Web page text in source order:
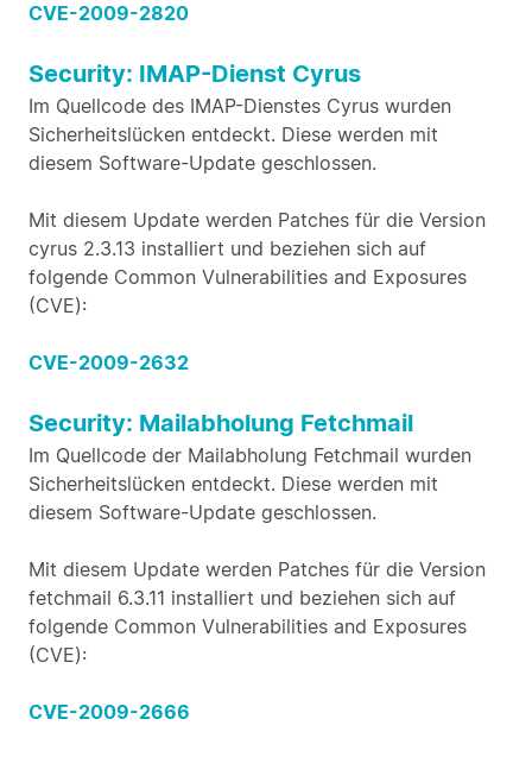
CVE-2009-2820
Security: IMAP-Dienst Cyrus
Im Quellcode des IMAP-Dienstes Cyrus wurden
Sicherheitslücken entdeckt. Diese werden mit
diesem Software-Update geschlossen.
Mit diesem Update werden Patches für die Version
cyrus 2.3.13 installiert und beziehen sich auf
folgende Common Vulnerabilities and Exposures
(CVE):
CVE-2009-2632
Security: Mailabholung Fetchmail
Im Quellcode der Mailabholung Fetchmail wurden
Sicherheitslücken entdeckt. Diese werden mit
diesem Software-Update geschlossen.
Mit diesem Update werden Patches für die Version
fetchmail 6.3.11 installiert und beziehen sich auf
folgende Common Vulnerabilities and Exposures
(CVE):
CVE-2009-2666